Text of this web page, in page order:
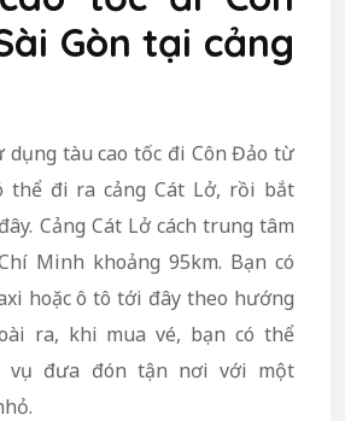
Gòn tại cảng
dụng tàu cao tốc đi Côn Đảo từ
thể đi ra cảng Cát Lở, rồi bắt
Cảng Cát Lở cách trung tâm
Minh khoảng 95km. Bạn có
hoặc ô tô tới đây theo hướng
ra, khi mua vé, bạn có thể
vụ đưa đón tận nơi với một